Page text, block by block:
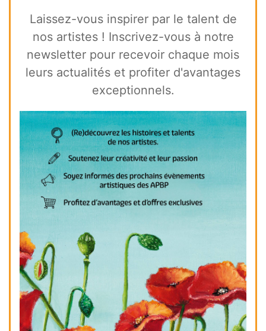
Laissez-vous inspirer par le talent de
nos artistes ! Inscrivez-vous à notre
newsletter pour recevoir chaque mois
leurs actualités et profiter d'avantages
exceptionnels.